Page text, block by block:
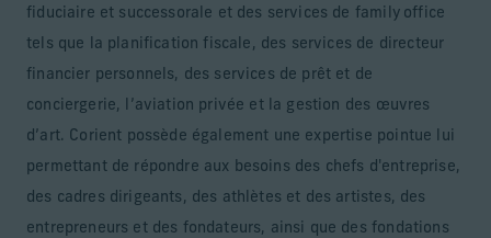
fiduciaire et successorale et des services de family office
tels que la planification fiscale, des services de directeur
financier personnels, des services de prêt et de
conciergerie, l’aviation privée et la gestion des œuvres
d’art. Corient possède également une expertise pointue lui
permettant de répondre aux besoins des chefs d'entreprise,
des cadres dirigeants, des athlètes et des artistes, des
entrepreneurs et des fondateurs, ainsi que des fondations